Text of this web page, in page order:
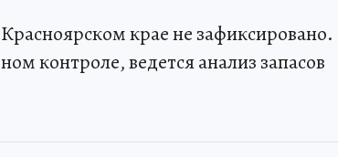
крае не зафиксировано.
контроле, ведется анализ запасов